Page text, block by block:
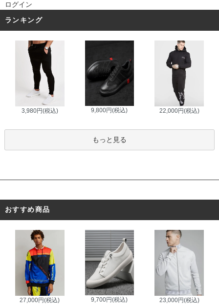
ログイン
ランキング
3,980円(税込) 9,800円(税込) 22,000円(税込)
もっと見る
おすすめ商品
27,000円(税込) 9,700円(税込) 23,000円(税込)